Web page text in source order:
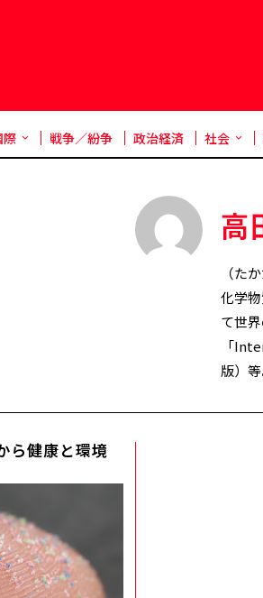
際 戦争／紛争 政治経済 社会
高
（た
化学
て世
「
版）等
ら健康と環境